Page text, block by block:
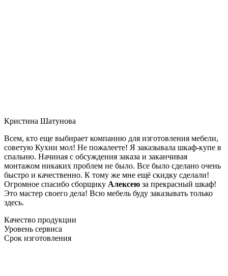
Кристина Шатунова
Всем, кто еще выбирает компанию для изготовления мебели,
советую Кухни мол! Не пожалеете! Я заказывала шкаф-купе в
спальню. Начиная с обсуждения заказа и заканчивая
монтажом никаких проблем не было. Все было сделано очень
быстро и качественно. К тому же мне ещё скидку сделали!
Огромное спасибо сборщику Алексею за прекрасный шкаф!
Это мастер своего дела! Всю мебель буду заказывать только
здесь.
Качество продукции
Уровень сервиса
Срок изготовления